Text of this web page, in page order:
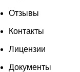
Отзывы
Контакты
Лицензии
Документы